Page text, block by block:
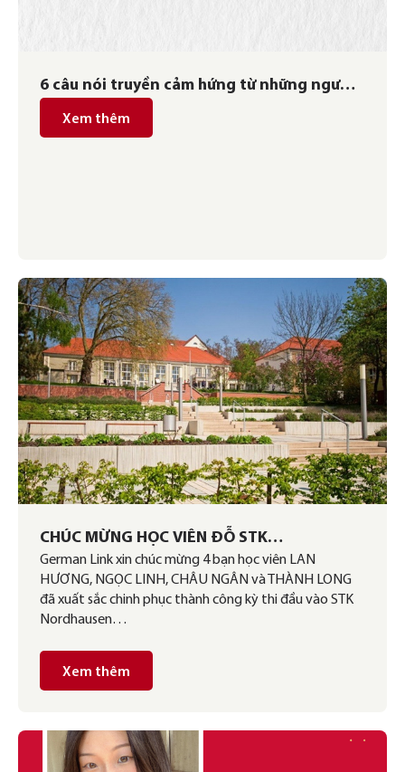
6 câu nói truyền cảm hứng từ những người
phụ nữ thành công
Xem thêm
CHÚC MỪNG HỌC VIÊN ĐỖ STK
NORDHAUSEN
German Link xin chúc mừng 4 bạn học viên LAN
HƯƠNG, NGỌC LINH, CHÂU NGÂN và THÀNH LONG
đã xuất sắc chinh phục thành công kỳ thi đầu vào STK
Nordhausen…
Xem thêm